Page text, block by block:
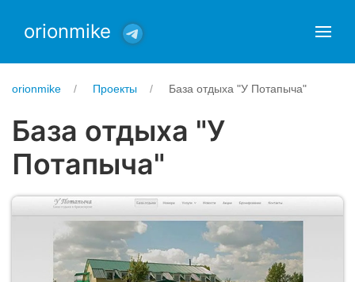
orionmike
orionmike Проекты База отдыха "У Потапыча"
База отдыха "У
Потапыча"